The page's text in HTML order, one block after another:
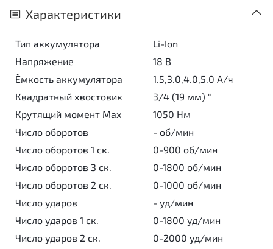
Характеристики
Тип аккумулятора
Li-Ion
Напряжение
18 В
Ёмкость аккумулятора
1.5,3.0,4.0,5.0 А/ч
Квадратный хвостовик
3/4 (19 мм) "
Крутящий момент Max
1050 Нм
Число оборотов
- об/мин
Число оборотов 1 ск.
0-900 об/мин
Число оборотов 3 ск.
0-1800 об/мин
Число оборотов 2 ск.
0-1000 об/мин
Число ударов
- уд/мин
Число ударов 1 ск.
0-1800 уд/мин
Число ударов 2 ск.
0-2000 уд/мин